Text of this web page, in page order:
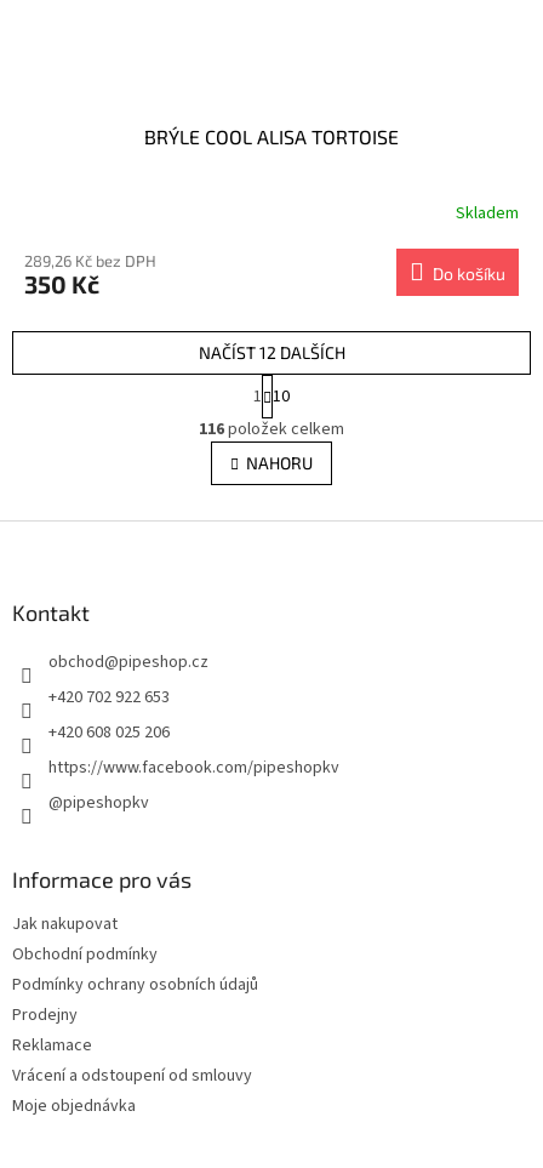
BRÝLE COOL ALISA TORTOISE
Skladem
289,26 Kč bez DPH
350 Kč Do košíku
O
v
l
á
p
NAČÍST 12 DALŠÍCH
S
t
r
á
n
k
v
1 10
116položek celkem
NAHORU
Kontakt
obchod@pipeshop.cz
+420 702 922 653
+420 608 025 206
https://www.facebook.com/pipeshopkv
@pipeshopkv
Informace pro vás
Jak nakupovat
Obchodní podmínky
Podmínky ochrany osobních údajů
Prodejny
Reklamace
Vrácení a odstoupení od smlouvy
Moje objednávka